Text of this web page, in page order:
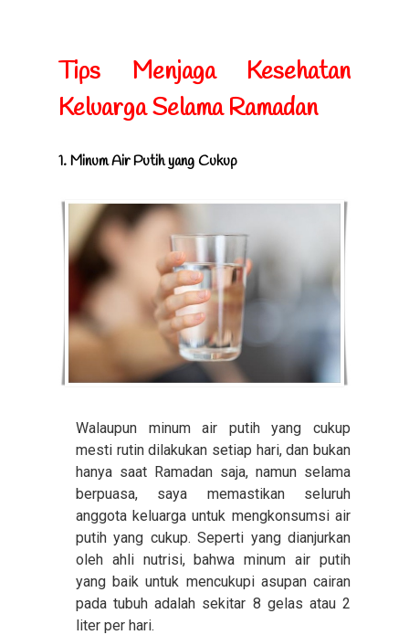
Tips Menjaga Kesehatan
Keluarga Selama Ramadan
1. Minum Air Putih yang Cukup
Walaupun minum air putih yang cukup
mesti rutin dilakukan setiap hari, dan bukan
hanya saat Ramadan saja, namun selama
berpuasa, saya memastikan seluruh
anggota keluarga untuk mengkonsumsi air
putih yang cukup. Seperti yang dianjurkan
oleh ahli nutrisi, bahwa minum air putih
yang baik untuk mencukupi asupan cairan
pada tubuh adalah sekitar 8 gelas atau 2
liter per hari.